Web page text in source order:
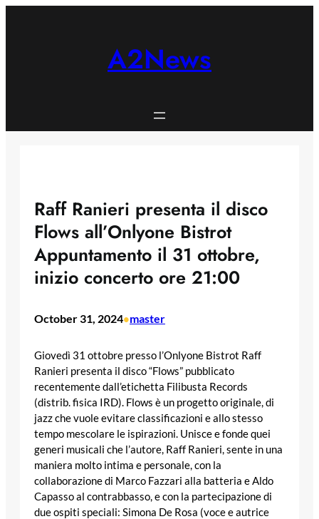
A2News
Raff Ranieri presenta il disco
Flows all’Onlyone Bistrot
Appuntamento il 31 ottobre,
inizio concerto ore 21:00
October 31, 2024•master
Giovedì 31 ottobre presso l’Onlyone Bistrot Raff
Ranieri presenta il disco “Flows” pubblicato
recentemente dall’etichetta Filibusta Records
(distrib. fisica IRD). Flows è un progetto originale, di
jazz che vuole evitare classificazioni e allo stesso
tempo mescolare le ispirazioni. Unisce e fonde quei
generi musicali che l’autore, Raff Ranieri, sente in una
maniera molto intima e personale, con la
collaborazione di Marco Fazzari alla batteria e Aldo
Capasso al contrabbasso, e con la partecipazione di
due ospiti speciali: Simona De Rosa (voce e autrice